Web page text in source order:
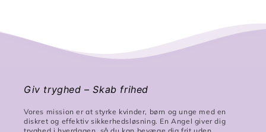
Giv tryghed – Skab frihed
Vores mission er at styrke kvinder, børn og unge med en
diskret og effektiv sikkerhedsløsning. En Angel giver dig